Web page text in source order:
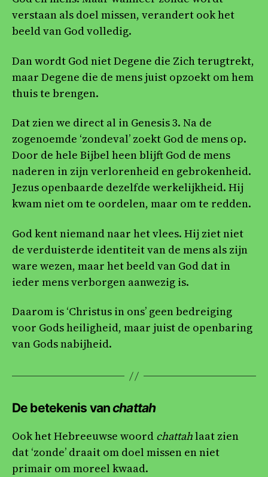
verstaan als doel missen, verandert ook het
beeld van God volledig.
Dan wordt God niet Degene die Zich terugtrekt,
maar Degene die de mens juist opzoekt om hem
thuis te brengen.
Dat zien we direct al in Genesis 3. Na de
zogenoemde ‘zondeval’ zoekt God de mens op.
Door de hele Bijbel heen blijft God de mens
naderen in zijn verlorenheid en gebrokenheid.
Jezus openbaarde dezelfde werkelijkheid. Hij
kwam niet om te oordelen, maar om te redden.
God kent niemand naar het vlees. Hij ziet niet
de verduisterde identiteit van de mens als zijn
ware wezen, maar het beeld van God dat in
ieder mens verborgen aanwezig is.
Daarom is ‘Christus in ons’ geen bedreiging
voor Gods heiligheid, maar juist de openbaring
van Gods nabijheid.
De betekenis vanchattah
Ook het Hebreeuwse woord chattahlaat zien
dat ‘zonde’ draait om doel missen en niet
primair om moreel kwaad.